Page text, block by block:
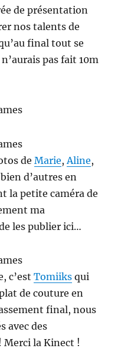
de présentation
nos talents de
final tout se
pas fait 10m
deMarie, Aline,
d’autres en
la petite caméra de
ma
les publier ici…
c’estTomiiks qui
de couture en
final, nous
avec des
Merci la Kinect !